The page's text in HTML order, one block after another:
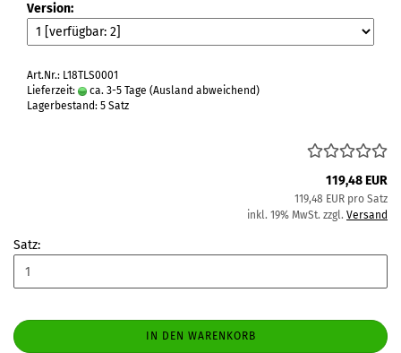
Version:
Art.Nr.: L18TLS0001
Lieferzeit:
ca. 3-5 Tage (Ausland abweichend)
Lagerbestand: 5 Satz
119,48 EUR
119,48 EUR pro Satz
inkl. 19% MwSt. zzgl. Versand
Satz:
IN DEN WARENKORB